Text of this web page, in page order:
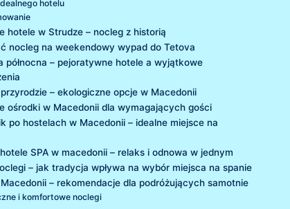
hotelu
hotele​ w Strudze ⁢– nocleg z historią
nocleg na weekendowy wypad do Tetova
północna – ⁤pejoratywne hotele ⁣a wyjątkowe
– ​ekologiczne opcje w ⁣Macedonii
ośrodki w Macedonii dla wymagających gości
po hostelach w Macedonii – idealne miejsce na
‍SPA w macedonii – relaks i odnowa w jednym
– ⁤jak‌ tradycja wpływa na wybór miejsca na​ spanie
–​ rekomendacje dla podróżujących samotnie
i komfortowe noclegi